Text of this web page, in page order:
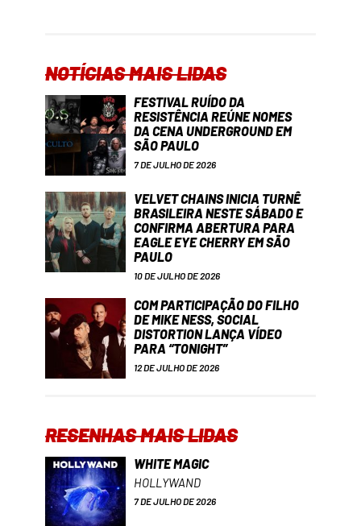
NOTÍCIAS MAIS LIDAS
FESTIVAL RUÍDO DA
RESISTÊNCIA REÚNE NOMES
DA CENA UNDERGROUND EM
SÃO PAULO
7 DE JULHO DE 2026
VELVET CHAINS INICIA TURNÊ
BRASILEIRA NESTE SÁBADO E
CONFIRMA ABERTURA PARA
EAGLE EYE CHERRY EM SÃO
PAULO
10 DE JULHO DE 2026
COM PARTICIPAÇÃO DO FILHO
DE MIKE NESS, SOCIAL
DISTORTION LANÇA VÍDEO
PARA “TONIGHT”
12 DE JULHO DE 2026
RESENHAS MAIS LIDAS
WHITE MAGIC
HOLLYWAND
7 DE JULHO DE 2026